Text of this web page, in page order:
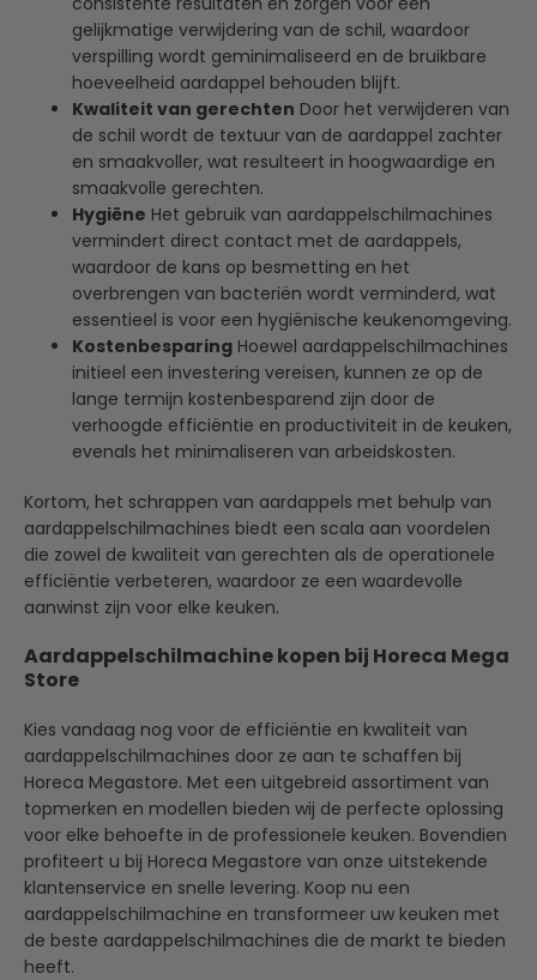
gelijkmatige verwijdering van de schil, waardoor
verspilling wordt geminimaliseerd en de bruikbare
hoeveelheid aardappel behouden blijft.
Kwaliteit van gerechten Door het verwijderen van
de schil wordt de textuur van de aardappel zachter
en smaakvoller, wat resulteert in hoogwaardige en
smaakvolle gerechten.
Hygiëne Het gebruik van aardappelschilmachines
vermindert direct contact met de aardappels,
waardoor de kans op besmetting en het
overbrengen van bacteriën wordt verminderd, wat
essentieel is voor een hygiënische keukenomgeving.
Kostenbesparing Hoewel aardappelschilmachines
initieel een investering vereisen, kunnen ze op de
lange termijn kostenbesparend zijn door de
verhoogde efficiëntie en productiviteit in de keuken,
evenals het minimaliseren van arbeidskosten.
Kortom, het schrappen van aardappels met behulp van
aardappelschilmachines biedt een scala aan voordelen
die zowel de kwaliteit van gerechten als de operationele
efficiëntie verbeteren, waardoor ze een waardevolle
aanwinst zijn voor elke keuken.
Aardappelschilmachine kopen bij Horeca Mega
Store
Kies vandaag nog voor de efficiëntie en kwaliteit van
aardappelschilmachines door ze aan te schaffen bij
Horeca Megastore. Met een uitgebreid assortiment van
topmerken en modellen bieden wij de perfecte oplossing
voor elke behoefte in de professionele keuken. Bovendien
profiteert u bij Horeca Megastore van onze uitstekende
klantenservice en snelle levering. Koop nu een
aardappelschilmachine en transformeer uw keuken met
de beste aardappelschilmachines die de markt te bieden
heeft.